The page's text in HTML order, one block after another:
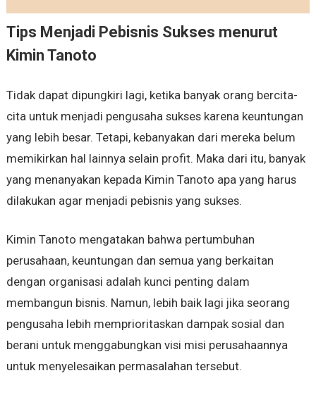
Tips Menjadi Pebisnis Sukses menurut
Kimin Tanoto
Tidak dapat dipungkiri lagi, ketika banyak orang bercita-
cita untuk menjadi pengusaha sukses karena keuntungan
yang lebih besar. Tetapi, kebanyakan dari mereka belum
memikirkan hal lainnya selain profit. Maka dari itu, banyak
yang menanyakan kepada Kimin Tanoto apa yang harus
dilakukan agar menjadi pebisnis yang sukses.
Kimin Tanoto mengatakan bahwa pertumbuhan
perusahaan, keuntungan dan semua yang berkaitan
dengan organisasi adalah kunci penting dalam
membangun bisnis. Namun, lebih baik lagi jika seorang
pengusaha lebih memprioritaskan dampak sosial dan
berani untuk menggabungkan visi misi perusahaannya
untuk menyelesaikan permasalahan tersebut.